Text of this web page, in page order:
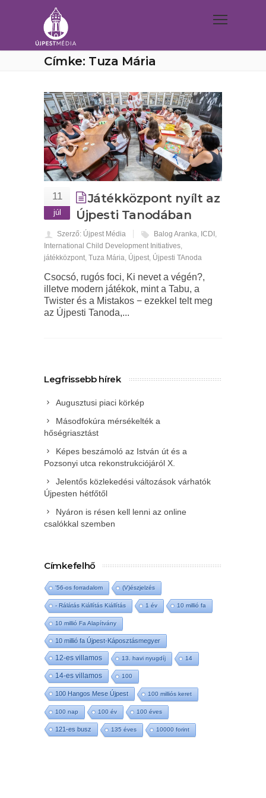
Címke: Tuza Mária
11
júl
Játékközpont nyílt az
Újpesti Tanodában
Szerző: Újpest Média Balog Aranka, ICDI ,
International Child Development Initiatives,
játékközpont, Tuza Mária, Újpest, Újpesti TAnoda
Csocsó, rugós foci, Ki nevet a végén?,
illetve modern játékok, mint a Tabu, a
Twister és a Mistakos − ezekkel telt meg
az Újpesti Tanoda,...
Legfrissebb hírek
Augusztusi piaci körkép
Másodfokúra mérsékelték a
hőségriasztást
Képes beszámoló az István út és a
Pozsonyi utca rekonstrukciójáról X.
Jelentős közlekedési változások várhatók
Újpesten hétfőtől
Nyáron is résen kell lenni az online
csalókkal szemben
Címkefelhő
'56-os forradalom (V)észjelzés
- Rálátás Kiállítás Kiállítás 1 év 10 millió fa
10 millió Fa Alapítvány
10 millió fa Újpest-Káposztásmegyer
12-es villamos 13. havi nyugdíj 14
14-es villamos 100
100 Hangos Mese Újpest 100 milliós keret
100 nap 100 év 100 éves
121-es busz 135 éves 10000 forint